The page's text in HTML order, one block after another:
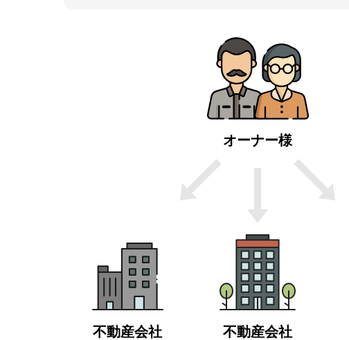
オーナー様
不動産会社 不動産会社